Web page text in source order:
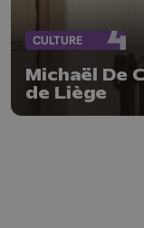
CULTURE
Michaël De
de Liège